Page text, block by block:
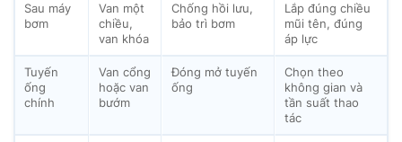
Sau máy
bơm
Van một
chiều,
van khóa
Chống hồi lưu,
bảo trì bơm
Lắp đúng chiều
mũi tên, đúng
áp lực
Tuyến
ống
chính
Van cổng
hoặc van
bướm
Đóng mở tuyến
ống
Chọn theo
không gian và
tần suất thao
tác